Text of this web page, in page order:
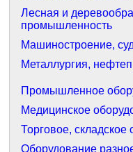
Лесная и
промышленность
Машиностроение,
Металлургия,
Промышленное
Медицинское
Торговое, складское
Оборудование